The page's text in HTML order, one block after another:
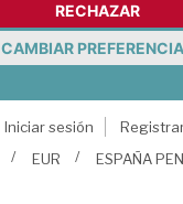
RECHAZAR
CAMBIAR
Iniciar sesión
EUR ESPAÑA